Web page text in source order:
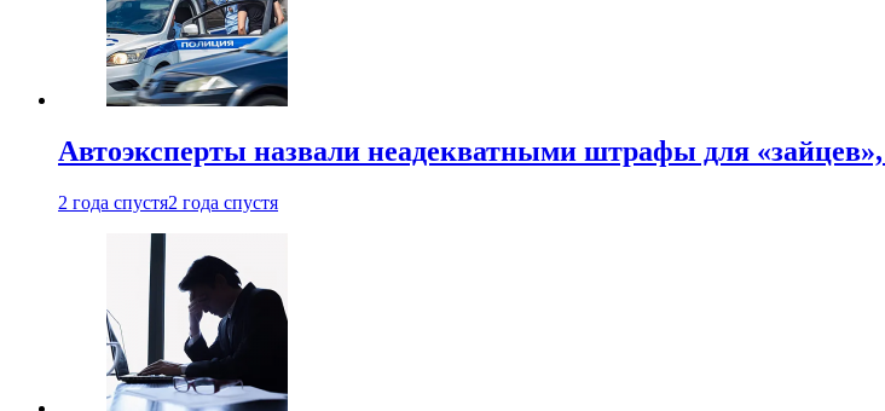
Автоэксперты назвали неадекватными штрафы для
2 года спустя2 года спустя